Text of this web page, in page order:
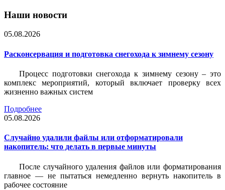
Наши новости
05.08.2026
Расконсервация и подготовка снегохода к зимнему сезону
Процесс подготовки снегохода к зимнему сезону – это
комплекс мероприятий, который включает проверку всех
жизненно важных систем
Подробнее
05.08.2026
Случайно удалили файлы или отформатировали
накопитель: что делать в первые минуты
После случайного удаления файлов или форматирования
главное — не пытаться немедленно вернуть накопитель в
рабочее состояние